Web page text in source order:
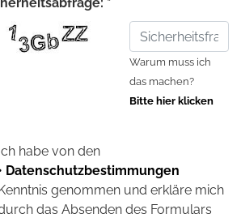
Warum muss ich
das machen?
Bitte hier klicken
habe von den
Datenschutzbestimmungen
genommen und erkläre mich
das Absenden des Formulars